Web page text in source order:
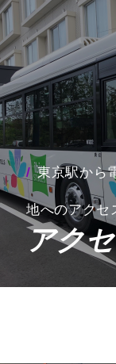
東京駅から
地へのアクセ
アク